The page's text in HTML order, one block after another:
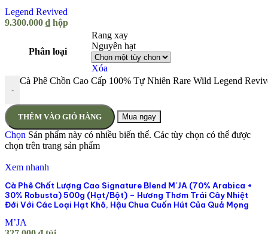
Legend Revived
9.300.000 ₫ hộp
Phân loại
Rang xay
Nguyên hạt
Xóa
-
Cà Phê Chồn Cao Cấp 100% Tự Nhiên Rare Wild Legend
THÊM VÀO GIỎ HÀNG Mua ngay
Chọn Sản phẩm này có nhiều biến thể. Các tùy chọn có thể được
chọn trên trang sản phẩm
Xem nhanh
Cà Phê Chất Lượng Cao Signature Blend M’JA (70% Arabica +
30% Robusta) 500g (Hạt/Bột) – Hương Thơm Trái Cây Nhiệt
Đới Với Các Loại Hạt Khô, Hậu Chua Cuốn Hút Của Quả Mọng
M’JA